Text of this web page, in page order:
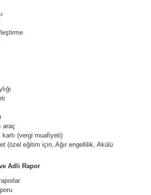
araç
kartı (vergi muafiyeti)
(özel eğitim için, Ağır engellilik, Akülü
Adli Rapor